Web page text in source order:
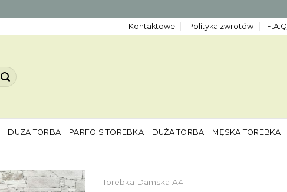
Kontaktowe Polityka zwrotów F.A.Q
DUZA TORBA PARFOIS TOREBKA DUŻA TORBA MĘSKA TOREBKA
Torebka Damska A4